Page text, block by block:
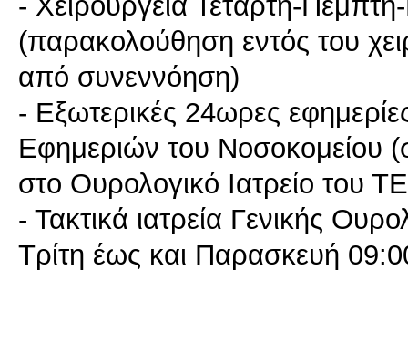
(παρακολούθηση εντός του
από συνεννόηση)
- Εξωτερικές 24ωρες
Εφημεριών του Νοσοκομείου
στο Ουρολογικό Ιατρείο του
- Τακτικά ιατρεία Γενικής
Τρίτη έως και Παρασκευή